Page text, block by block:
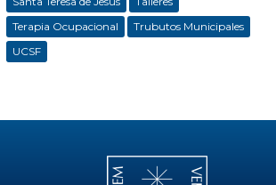
Terapia Ocupacional
Trubutos Municipales
UCSF